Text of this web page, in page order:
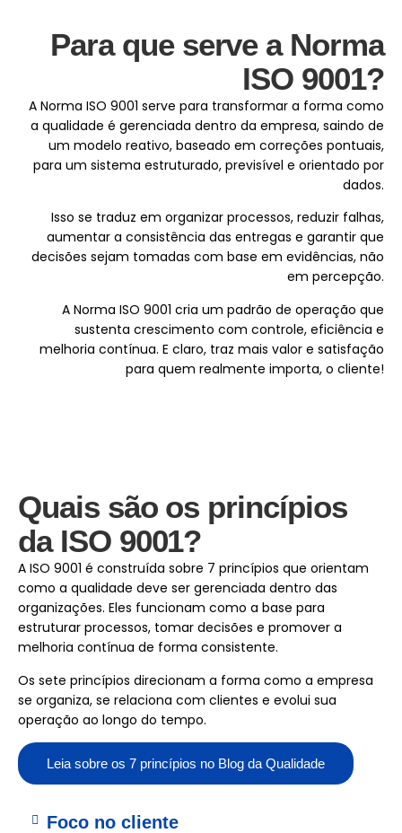
Para que serve a Norma
ISO 9001?
A Norma ISO 9001 serve para transformar a forma como
a qualidade é gerenciada dentro da empresa, saindo de
um modelo reativo, baseado em correções pontuais,
para um sistema estruturado, previsível e orientado por
dados.
Isso se traduz em organizar processos, reduzir falhas,
aumentar a consistência das entregas e garantir que
decisões sejam tomadas com base em evidências, não
em percepção.
A Norma ISO 9001 cria um padrão de operação que
sustenta crescimento com controle, eficiência e
melhoria contínua. E claro, traz mais valor e satisfação
para quem realmente importa, o cliente!
Quais são os princípios
da ISO 9001?​
A ISO 9001 é construída sobre 7 princípios que orientam
como a qualidade deve ser gerenciada dentro das
organizações. Eles funcionam como a base para
estruturar processos, tomar decisões e promover a
melhoria contínua de forma consistente.
Os sete princípios direcionam a forma como a empresa
se organiza, se relaciona com clientes e evolui sua
operação ao longo do tempo.
Leia sobre os 7 princípios no Blog da Qualidade
Foco no cliente